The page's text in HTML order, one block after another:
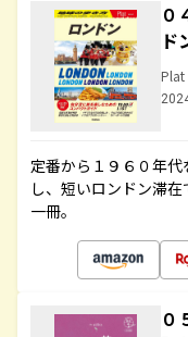
ド
Plat
定番から１９６０年
し、短いロンドン滞
一冊。